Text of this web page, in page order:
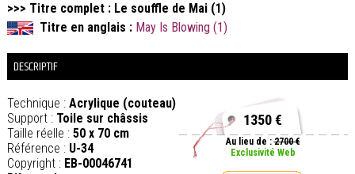
>>> Titre complet : Le souffle de Mai (1)
Titre en anglais : May Is Blowing (1)
DESCRIPTIF
Technique : Acrylique (couteau)
Support : Toile sur châssis
Taille réelle : 50 x 70 cm
Référence : U-34
Copyright : EB-00046741
1350 €
Au lieu de :2700 €
Exclusivité Web